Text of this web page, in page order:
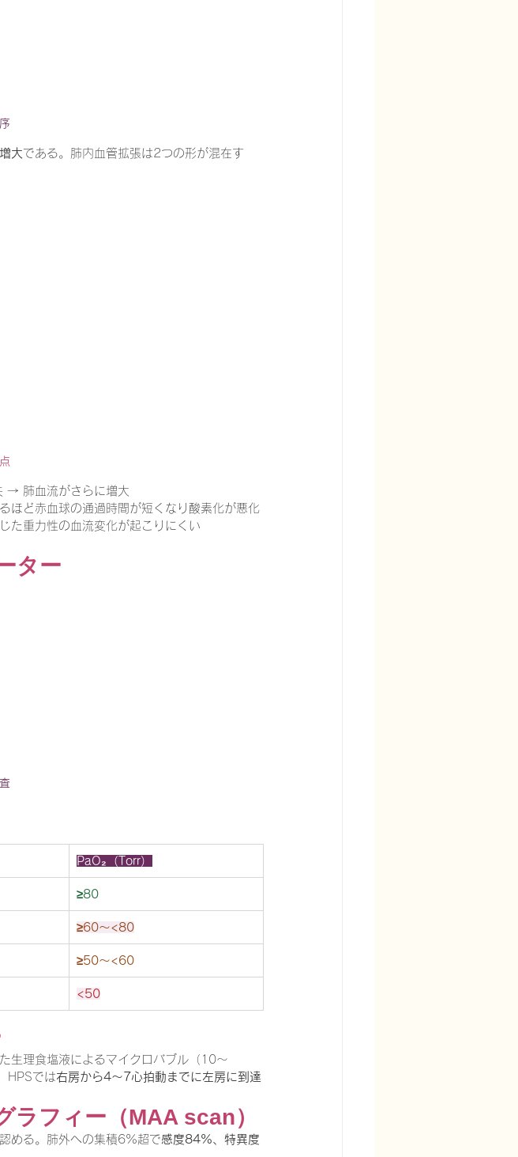
大である。肺内血管拡張は2つの形が混在す
→ 肺血流がさらに増大
ほど赤血球の通過時間が短くなり酸素化が悪化
た重力性の血流変化が起こりにくい
ター
PaO₂（Torr）
≥80
≥60〜<80
≥50〜<60
<50
生理食塩液によるマイクロバブル（10〜
HPSでは右房から4〜7心拍動までに左房に到達
フィー（MAA scan）
める。肺外への集積6%超で感度84%、特異度